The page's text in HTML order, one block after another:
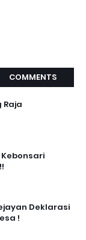
COMMENTS
Raja
Deklarasi
!